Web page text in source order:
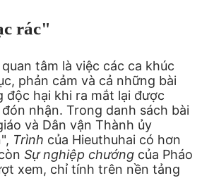
rác"
tâm là việc các ca khúc
phản cảm và cả những bài
độc hại khi ra mắt lại được
nhận. Trong danh sách bài
và Dân vận Thành ủy
Trình của Hieuthuhai có hơn
Sự nghiệp chướng của Pháo
xem, chỉ tính trên nền tảng